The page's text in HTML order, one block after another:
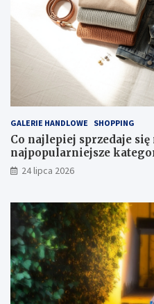
GALERIE HANDLOWE SHOPPING
Co najlepiej sprzedaje
najpopularniejsze
24 lipca 2026